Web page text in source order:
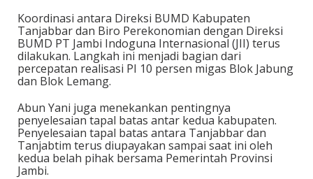
Koordinasi antara Direksi BUMD Kabupaten
Tanjabbar dan Biro Perekonomian dengan Direksi
BUMD PT Jambi Indoguna Internasional (JII) terus
dilakukan. Langkah ini menjadi bagian dari
percepatan realisasi PI 10 persen migas Blok Jabung
dan Blok Lemang.
Abun Yani juga menekankan pentingnya
penyelesaian tapal batas antar kedua kabupaten.
Penyelesaian tapal batas antara Tanjabbar dan
Tanjabtim terus diupayakan sampai saat ini oleh
kedua belah pihak bersama Pemerintah Provinsi
Jambi.